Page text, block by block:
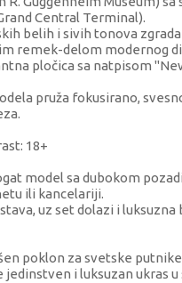
Central Terminal).
belih i sivih tonova
remek-delom modernog
pločica sa natpisom
pruža fokusirano,
18+
model sa dubokom
ili kancelariji.
uz set dolazi i
poklon za svetske
jedinstven i luksuzan ukras